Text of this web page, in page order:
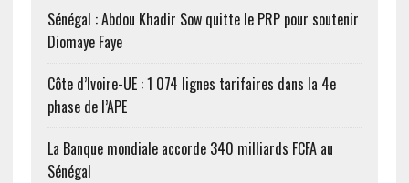
Sénégal : Abdou Khadir Sow quitte le PRP pour soutenir
Diomaye Faye
Côte d’Ivoire-UE : 1 074 lignes tarifaires dans la 4e
phase de l’APE
La Banque mondiale accorde 340 milliards FCFA au
Sénégal